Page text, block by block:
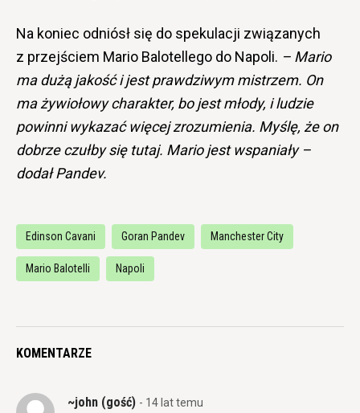
Na koniec odniósł się do spekulacji związanych
z przejściem Mario Balotellego do Napoli. – Mario
ma dużą jakość i jest prawdziwym mistrzem. On
ma żywiołowy charakter, bo jest młody, i ludzie
powinni wykazać więcej zrozumienia. Myślę, że on
dobrze czułby się tutaj. Mario jest wspaniały –
dodał Pandev.
Edinson Cavani Goran Pandev Manchester City
Mario Balotelli Napoli
KOMENTARZE
~john (gość) - 14 lat temu